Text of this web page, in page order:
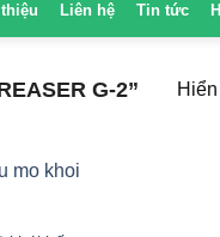
Liên hệ Tin tức
G-2”